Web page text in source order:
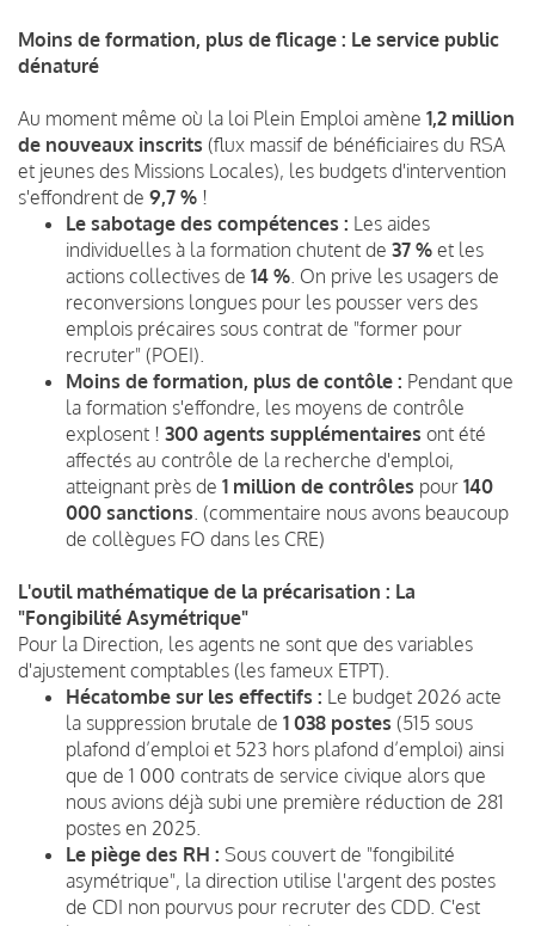
Moins de formation, plus de flicage : Le service public
dénaturé
Au moment même où la loi Plein Emploi amène 1,2 million
de nouveaux inscrits (flux massif de bénéficiaires du RSA
et jeunes des Missions Locales), les budgets d'intervention
s'effondrent de 9,7 % !
Le sabotage des compétences : Les aides
individuelles à la formation chutent de 37 % et les
actions collectives de 14 % . On prive les usagers de
reconversions longues pour les pousser vers des
emplois précaires sous contrat de "former pour
recruter" (POEI).
Moins de formation, plus de contôle : Pendant que
la formation s'effondre, les moyens de contrôle
explosent ! 300 agents supplémentaires ont été
affectés au contrôle de la recherche d'emploi,
atteignant près de 1 million de contrôles pour 140
000 sanctions . (commentaire nous avons beaucoup
de collègues FO dans les CRE)
L'outil mathématique de la précarisation : La
"Fongibilité Asymétrique"
Pour la Direction, les agents ne sont que des variables
d'ajustement comptables (les fameux ETPT).
Hécatombe sur les effectifs : Le budget 2026 acte
la suppression brutale de 1 038 postes (515 sous
plafond d’emploi et 523 hors plafond d’emploi) ainsi
que de 1 000 contrats de service civique alors que
nous avions déjà subi une première réduction de 281
postes en 2025.
Le piège des RH : Sous couvert de "fongibilité
asymétrique", la direction utilise l'argent des postes
de CDI non pourvus pour recruter des CDD. C'est